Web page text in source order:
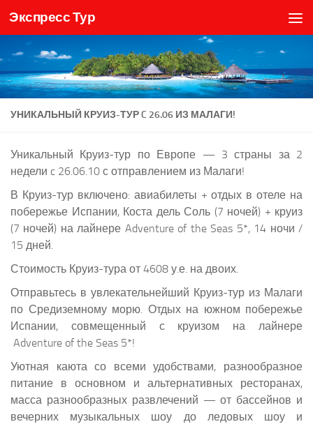
Skip to content
Экспресс Тур
УНИКАЛЬНЫЙ КРУИЗ-ТУР C 26.06 ИЗ МАЛАГИ!
Уникальный Круиз-тур по Европе — 3 страны за 2
недели c 26.06.10 с отправлением из Малаги!
В Круиз-тур включено: авиабилеты + отдых в отеле на
побережье Испании, Коста дель Соль (7 ночей) + круиз
(7 ночей) на лайнере Adventure of the Seas 5*, 14 ночи /
15 дней.
Стоимость Круиз-тура от 4608 у.е. на двоих.
Отправьтесь в увлекательнейший Круиз-тур из Малаги
по Средиземному морю. Отдых на южном побережье
Испании, совмещенный с круизом на лайнере
Adventure of the Seas 5*!
Уютная каюта со всеми удобствами, разнообразное
питание в основном и альтернативных ресторанах,
масса разнообразных развлечений — от бассейнов и
вечерних музыкальных шоу до ледовых шоу и